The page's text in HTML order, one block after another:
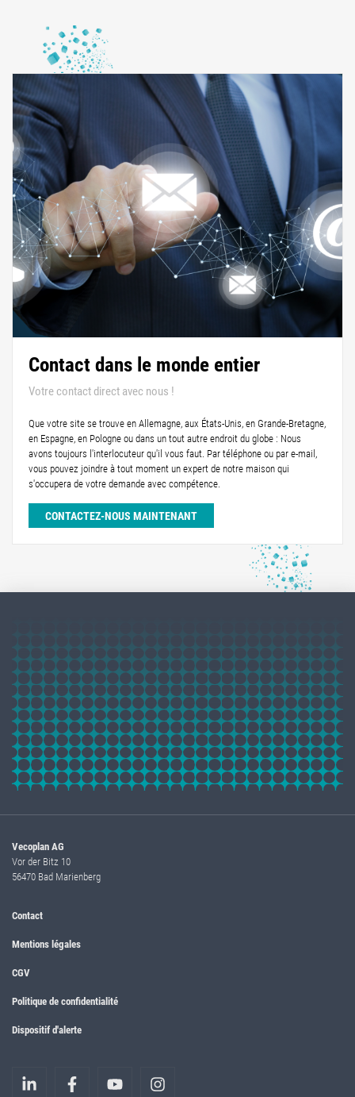
Contact dans le monde entier
Votre contact direct avec nous !
Que votre site se trouve en Allemagne, aux États-Unis, en Grande-Bretagne,
en Espagne, en Pologne ou dans un tout autre endroit du globe : Nous
avons toujours l'interlocuteur qu'il vous faut. Par téléphone ou par e-mail,
vous pouvez joindre à tout moment un expert de notre maison qui
s'occupera de votre demande avec compétence.
CONTACTEZ-NOUS MAINTENANT
Vecoplan AG
Vor der Bitz 10
56470 Bad Marienberg
Contact
Mentions légales
CGV
Politique de confidentialité
Dispositif d'alerte